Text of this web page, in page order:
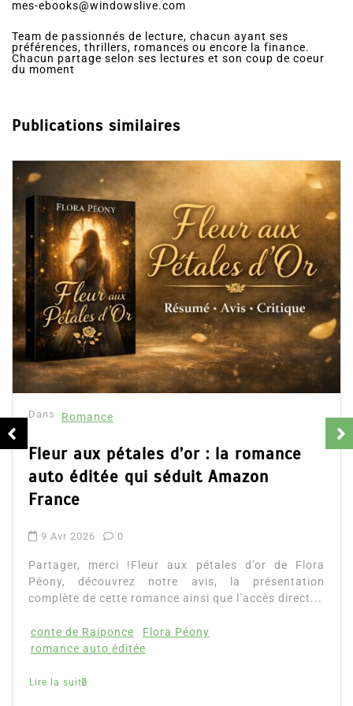
mes-ebooks@windowslive.com
Team de passionnés de lecture, chacun ayant ses
préférences, thrillers, romances ou encore la finance.
Chacun partage selon ses lectures et son coup de coeur
du moment
Publications similaires
Dans Romance
Fleur aux pétales d’or : la romance
auto éditée qui séduit Amazon
France
9 Avr 2026 0
Partager, merci !Fleur aux pétales d’or de Flora
Péony, découvrez notre avis, la présentation
complète de cette romance ainsi que l’accès direct...
conte de Raiponce
Flora Péony
romance auto éditée
Lire la suite